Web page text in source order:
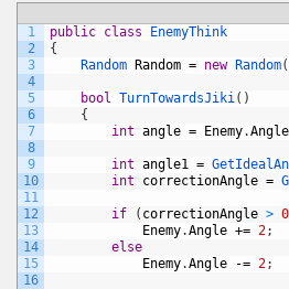
1
2
3
4
5
6
7
8
9
10
11
12
13
14
15
16
public class
EnemyThink
{
Random
Random = new Random(
bool TurnTowardsJiki( )
{
int angle = Enemy.Angle
int angle1 =
int
correctionAngle =
if ( correctionAngle > 0
Enemy.Angle += 2;
else
Enemy.Angle -= 2;